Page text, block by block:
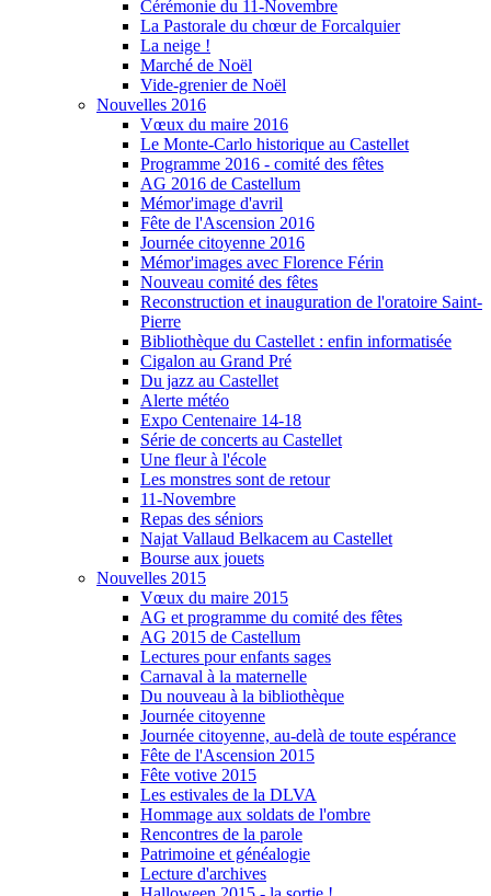
Cérémonie du 11-Novembre
La Pastorale du chœur de Forcalquier
La neige !
Marché de Noël
Vide-grenier de Noël
Nouvelles 2016
Vœux du maire 2016
Le Monte-Carlo historique au Castellet
Programme 2016 - comité des fêtes
AG 2016 de Castellum
Mémor'image d'avril
Fête de l'Ascension 2016
Journée citoyenne 2016
Mémor'images avec Florence Férin
Nouveau comité des fêtes
Reconstruction et inauguration de l'oratoire Saint-
Pierre
Bibliothèque du Castellet : enfin informatisée
Cigalon au Grand Pré
Du jazz au Castellet
Alerte météo
Expo Centenaire 14-18
Série de concerts au Castellet
Une fleur à l'école
Les monstres sont de retour
11-Novembre
Repas des séniors
Najat Vallaud Belkacem au Castellet
Bourse aux jouets
Nouvelles 2015
Vœux du maire 2015
AG et programme du comité des fêtes
AG 2015 de Castellum
Lectures pour enfants sages
Carnaval à la maternelle
Du nouveau à la bibliothèque
Journée citoyenne
Journée citoyenne, au-delà de toute espérance
Fête de l'Ascension 2015
Fête votive 2015
Les estivales de la DLVA
Hommage aux soldats de l'ombre
Rencontres de la parole
Patrimoine et généalogie
Lecture d'archives